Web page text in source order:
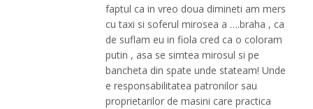
faptul ca in vreo doua dimineti am mers
cu taxi si soferul mirosea a ….braha , ca
de suflam eu in fiola cred ca o coloram
putin , asa se simtea mirosul si pe
bancheta din spate unde stateam! Unde
e responsabilitatea patronilor sau
proprietarilor de masini care practica